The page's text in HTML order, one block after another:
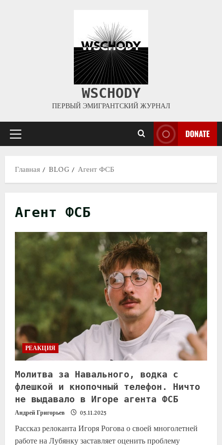
WSCHODY
ПЕРВЫЙ ЭМИГРАНТСКИЙ ЖУРНАЛ
DONATE
Главная BLOG Агент ФСБ
Агент ФСБ
РЕАКЦИЯ
Молитва за Навального, водка с
флешкой и кнопочный телефон. Ничто
не выдавало в Игоре агента ФСБ
Андрей Григорьев 05.11.2025
Рассказ релоканта Игоря Рогова о своей многолетней
работе на Лубянку заставляет оценить проблему